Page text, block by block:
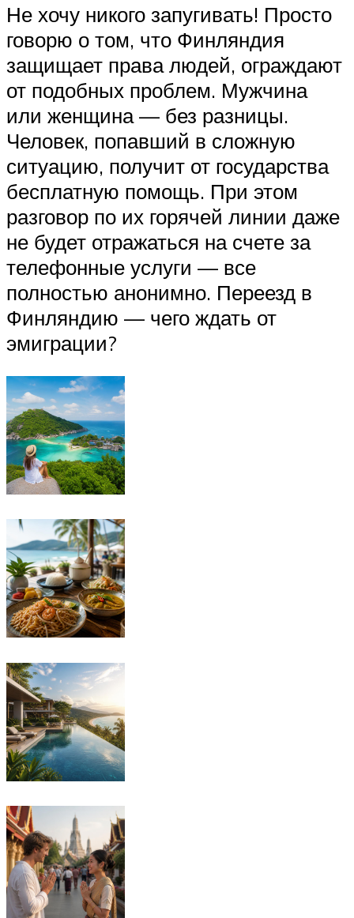
Не хочу никого запугивать! Просто
говорю о том, что Финляндия
защищает права людей, ограждают
от подобных проблем. Мужчина
или женщина — без разницы.
Человек, попавший в сложную
ситуацию, получит от государства
бесплатную помощь. При этом
разговор по их горячей линии даже
не будет отражаться на счете за
телефонные услуги — все
полностью анонимно. Переезд в
Финляндию — чего ждать от
эмиграции?